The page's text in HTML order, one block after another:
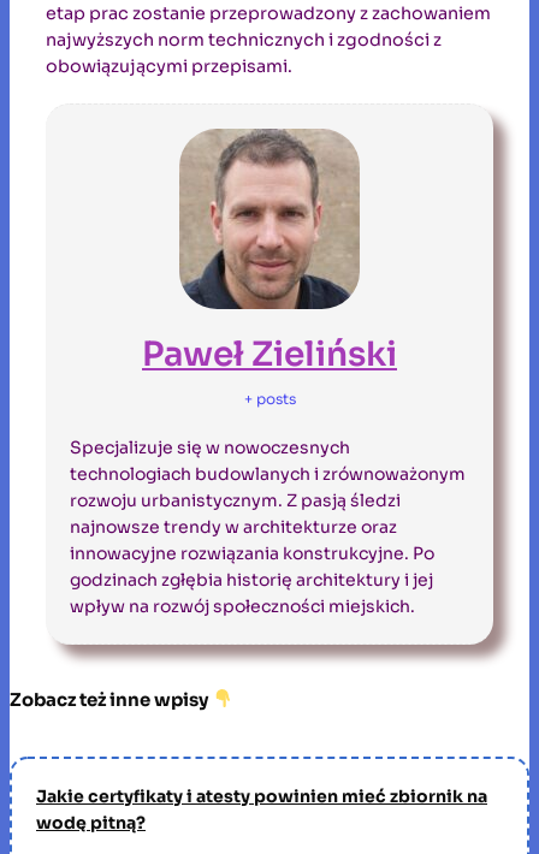
etap prac zostanie przeprowadzony z zachowaniem
najwyższych norm technicznych i zgodności z
obowiązującymi przepisami.
Paweł Zieliński
+ posts
Specjalizuje się w nowoczesnych
technologiach budowlanych i zrównoważonym
rozwoju urbanistycznym. Z pasją śledzi
najnowsze trendy w architekturze oraz
innowacyjne rozwiązania konstrukcyjne. Po
godzinach zgłębia historię architektury i jej
wpływ na rozwój społeczności miejskich.
Zobacz też inne wpisy
Jakie certyfikaty i atesty powinien mieć zbiornik na
wodę pitną?